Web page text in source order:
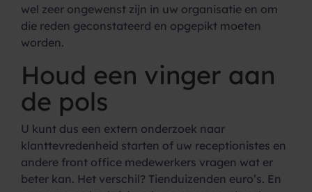
wel zeer ongewenst zijn in uw organisatie en om
die reden geconstateerd en opgepikt moeten
worden.
Houd een vinger aan
de pols
U kunt dus een extern onderzoek naar
klanttevredenheid starten of uw receptionistes en
andere front office medewerkers vragen wat er
beter kan. Het verschil? Tienduizenden euro’s. En